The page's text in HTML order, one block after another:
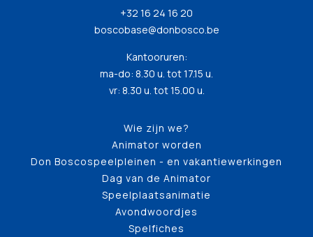
+32 16 24 16 20
boscobase@donbosco.be
Kantooruren:
ma-do: 8.30 u. tot 17.15 u.
vr: 8.30 u. tot 15.00 u.
Wie zijn we?
Animator worden
Don Boscospeelpleinen - en vakantiewerkingen
Dag van de Animator
Speelplaatsanimatie
Avondwoordjes
Spelfiches